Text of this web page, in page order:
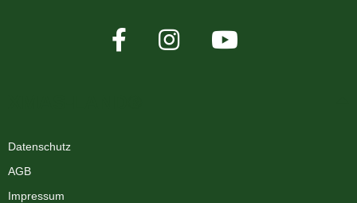
Datenschutz
AGB
Impressum